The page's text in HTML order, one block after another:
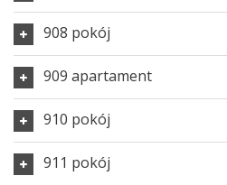
908 pokój
909 apartament
910 pokój
911 pokój